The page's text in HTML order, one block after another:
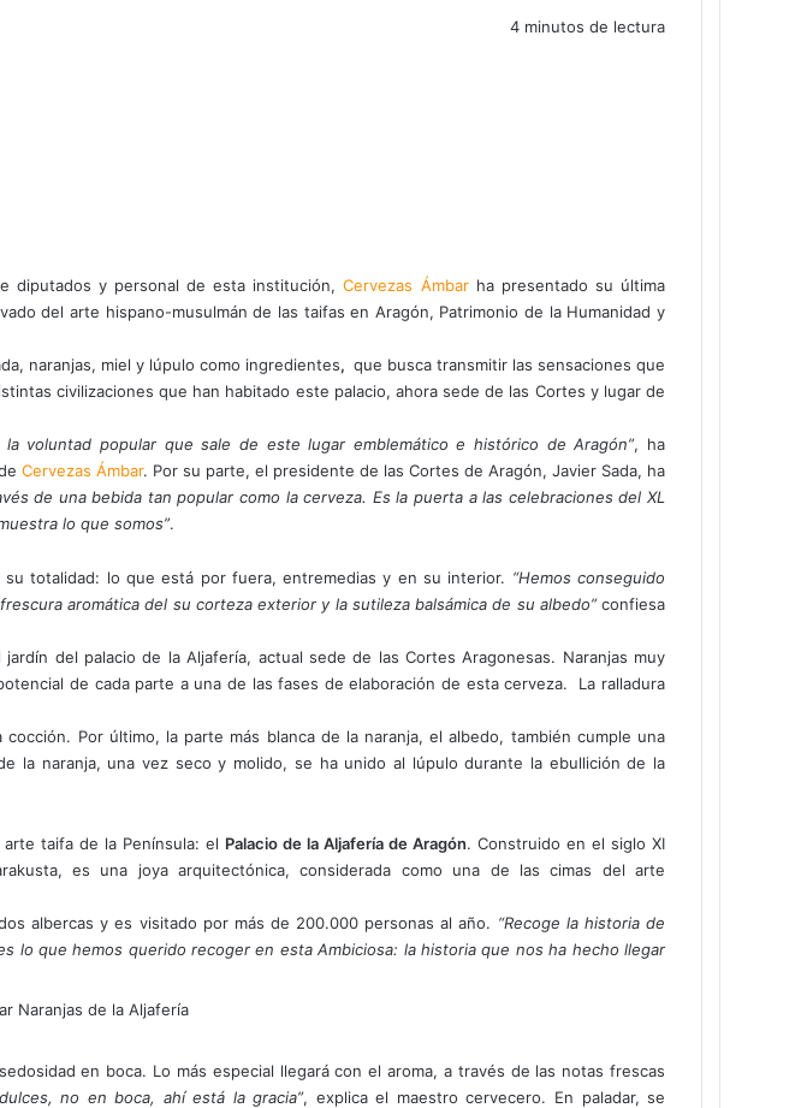
4 minutos de lectura
diputados y personal de esta institución,Cervezas Ámbarha presentado su última
del arte hispano-musulmán de las taifas en Aragón, Patrimonio de la Humanidad y
naranjas, miel y lúpulo como ingredientes, que busca transmitir las sensaciones que
civilizaciones que han habitado este palacio, ahora sede de las Cortes y lugar de
voluntad popular que sale de este lugar emblemático e histórico de Aragón”, ha
Cervezas Ámbar. Por su parte, el presidente de las Cortes de Aragón, Javier Sada, ha
de una bebida tan popular como la cerveza. Es la puerta a las celebraciones del XL
lo que somos”.
totalidad: lo que está por fuera, entremedias y en su interior. “Hemos conseguido
aromática del su corteza exterior y la sutileza balsámica de su albedo”confiesa
del palacio de la Aljafería, actual sede de las Cortes Aragonesas. Naranjas muy
de cada parte a una de las fases de elaboración de esta cerveza. La ralladura
Por último, la parte más blanca de la naranja, el albedo, también cumple una
la naranja, una vez seco y molido, se ha unido al lúpulo durante la ebullición de la
taifa de la Península: el Palacio de la Aljafería de Aragón. Construido en el siglo XI
es una joya arquitectónica, considerada como una de las cimas del arte
albercas y es visitado por más de 200.000 personas al año. “Recoge la historia de
lo que hemos querido recoger en esta Ambiciosa: la historia que nos ha hecho llegar
en boca. Lo más especial llegará con el aroma, a través de las notas frescas
no en boca, ahí está la gracia”, explica el maestro cervecero. En paladar, se